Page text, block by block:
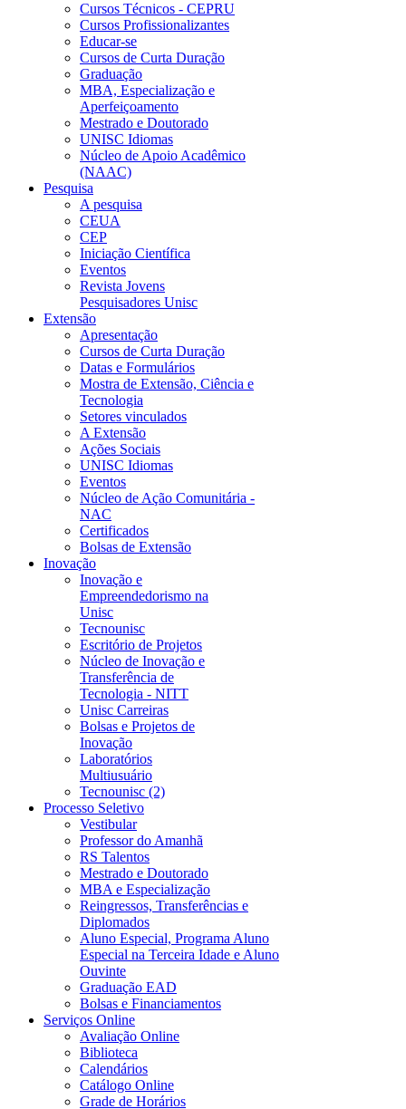
Cursos Técnicos - CEPRU
Cursos Profissionalizantes
Educar-se
Cursos de Curta Duração
Graduação
MBA, Especialização e
Aperfeiçoamento
Mestrado e Doutorado
UNISC Idiomas
Núcleo de Apoio Acadêmico
(NAAC)
Pesquisa
A pesquisa
CEUA
CEP
Iniciação Científica
Eventos
Revista Jovens
Pesquisadores Unisc
Extensão
Apresentação
Cursos de Curta Duração
Datas e Formulários
Mostra de Extensão, Ciência e
Tecnologia
Setores vinculados
A Extensão
Ações Sociais
UNISC Idiomas
Eventos
Núcleo de Ação Comunitária -
NAC
Certificados
Bolsas de Extensão
Inovação
Inovação e
Empreendedorismo na
Unisc
Tecnounisc
Escritório de Projetos
Núcleo de Inovação e
Transferência de
Tecnologia - NITT
Unisc Carreiras
Bolsas e Projetos de
Inovação
Laboratórios
Multiusuário
Tecnounisc (2)
Processo Seletivo
Vestibular
Professor do Amanhã
RS Talentos
Mestrado e Doutorado
MBA e Especialização
Reingressos, Transferências e
Diplomados
Aluno Especial, Programa Aluno
Especial na Terceira Idade e Aluno
Ouvinte
Graduação EAD
Bolsas e Financiamentos
Serviços Online
Avaliação Online
Biblioteca
Calendários
Catálogo Online
Grade de Horários